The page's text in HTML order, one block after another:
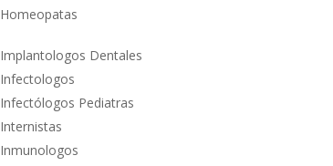
Homeopatas
Implantologos Dentales
Infectologos
Infectólogos Pediatras
Internistas
Inmunologos